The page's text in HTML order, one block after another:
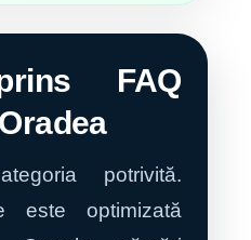
FAQ
potrivită.
este optimizată